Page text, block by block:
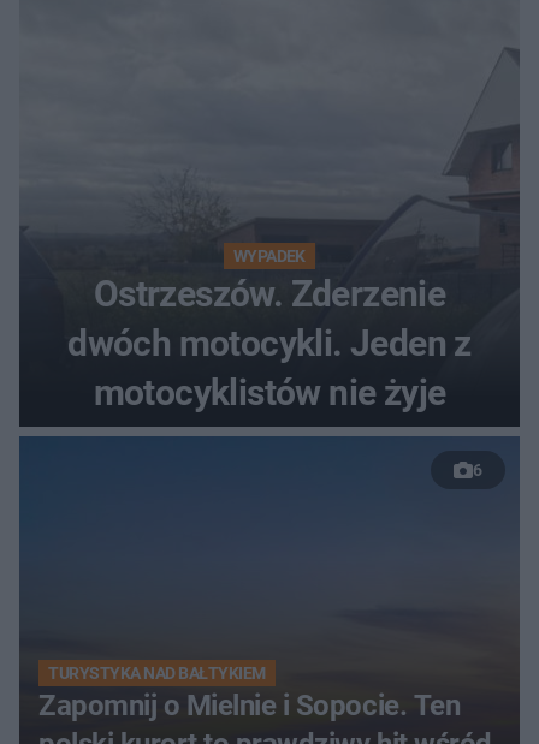
WYPADEK
Ostrzeszów. Zderzenie
dwóch motocykli. Jeden z
motocyklistów nie żyje
6
TURYSTYKA NAD BAŁTYKIEM
Zapomnij o Mielnie i Sopocie. Ten